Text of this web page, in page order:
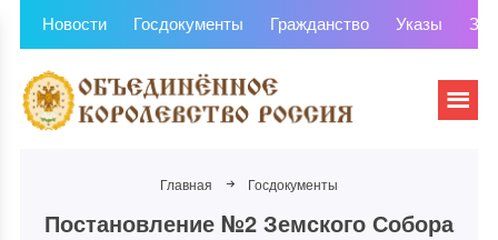
Новости Госдокументы Гражданство Указы
Главная Госдокументы
Постановление №2 Земского Собора